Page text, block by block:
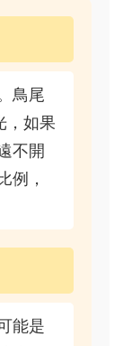
鳥尾
，如果
不開
例，
能是